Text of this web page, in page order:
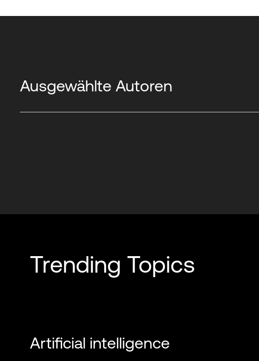
Ausgewählte Autoren
Adam Saenger
Trending Topics
Artificial intelligence